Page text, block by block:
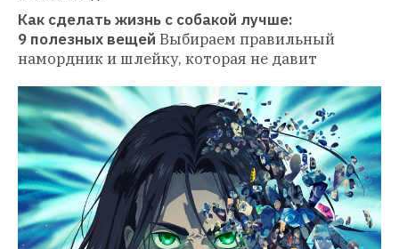
Как сделать жизнь с собакой лучше:
9 полезных вещей Выбираем правильный
намордник и шлейку, которая не давит